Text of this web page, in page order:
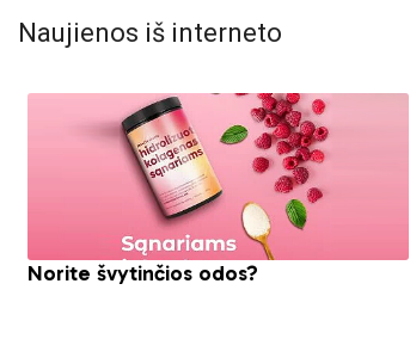
Naujienos iš interneto